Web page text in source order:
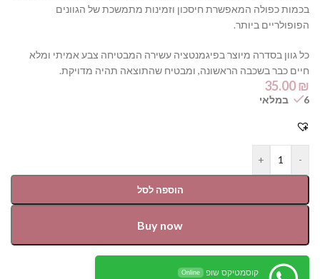
בכמות כפולה המאפשרת חיסכון וזמינות מתמשכת של הגוונים
הפופולריים ביותר.
כל גוון בסדרה מיוצר בפיגמנטציה עשירה המבטיחה צבע אמיתי ומלא
חיים כבר בשכבה הראשונה, ומבטיח שהתוצאה תהיה מדויקת.
35.00₪
6 במלאי
-
+
הוספה לסל
Buy now
קוסמטיקס שופ Online